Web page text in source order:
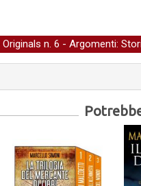
Originals n. 6 - Argomenti: